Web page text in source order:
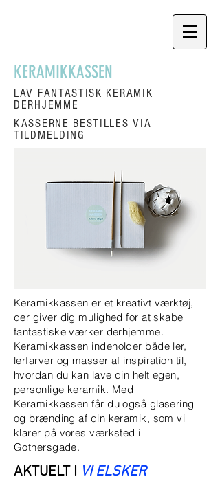
KERAMIKKASSEN
LAV FANTASTISK KERAMIK
DERHJEMME
KASSERNE BESTILLES VIA
TILDMELDING
Keramikkassen er et kreativt værktøj,
der giver dig mulighed for at skabe
fantastiske værker derhjemme.
Keramikkassen indeholder både ler,
lerfarver og masser af inspiration til,
hvordan du kan lave din helt egen,
personlige keramik. Med
Keramikkassen får du også glasering
og brænding af din keramik, som vi
klarer på vores værksted i
Gothersgade.
AKTUELT I VI ELSKER